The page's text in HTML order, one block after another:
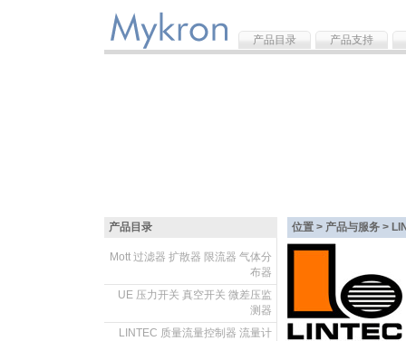
产品目录 产品支持
产品目录 位置 > 产品与服务 >
Mott 过滤器 扩散器 限流器 气体分
布器
UE 压力开关 真空开关 微差压监
测器
LINTEC 质量流量控制器 流量计